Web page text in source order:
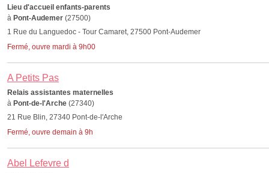
Lieu d'accueil enfants-parents
à Pont-Audemer (27500)
1 Rue du Languedoc - Tour Camaret, 27500 Pont-Audemer
Fermé, ouvre mardi à 9h00
A Petits Pas
Relais assistantes maternelles
à Pont-de-l'Arche (27340)
21 Rue Blin, 27340 Pont-de-l'Arche
Fermé, ouvre demain à 9h
Abel Lefevre d